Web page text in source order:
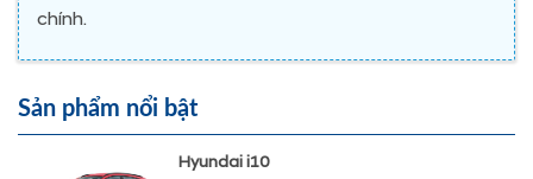
chính.
Sản phẩm nổi bật
Hyundai i10